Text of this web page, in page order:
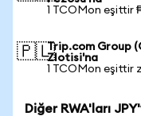
1 TCOMon eşittir
🇵🇱Trip.com Group
Zlotisi'na
1 TCOMon eşittir
Diğer RWA'ları